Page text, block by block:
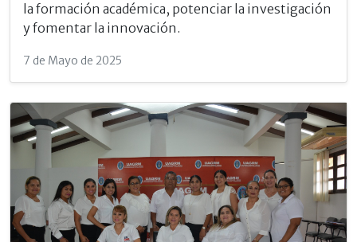
la formación académica, potenciar la investigación
y fomentar la innovación.
7 de Mayo de 2025